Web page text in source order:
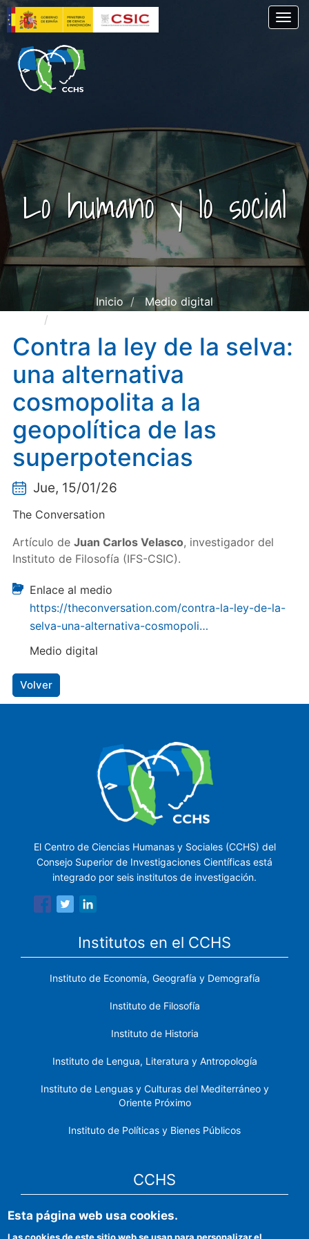
Pasar
al
contenido
principal
Lo humano y lo social
Inicio
Medio digital
cosmopolita a la geopolítica de las superpotencias
Contra la ley de la selva:
una alternativa
cosmopolita a la
geopolítica de las
superpotencias
Jue, 15/01/26
The Conversation
Artículo de Juan Carlos Velasco, investigador del
Instituto de Filosofía (IFS-CSIC).
Enlace al medio
https://theconversation.com/contra-la-ley-de-la-
selva-una-alternativa-cosmopoli…
Medio digital
Volver
El Centro de Ciencias Humanas y Sociales (CCHS) del
Consejo Superior de Investigaciones Científicas está
integrado por seis institutos de investigación.
Institutos en el CCHS
Instituto de Economía, Geografía y Demografía
Instituto de Filosofía
Instituto de Historia
Instituto de Lengua, Literatura y Antropología
Instituto de Lenguas y Culturas del Mediterráneo y
Oriente Próximo
Instituto de Políticas y Bienes Públicos
CCHS
Sede electrónica CSIC
Esta página web usa cookies.